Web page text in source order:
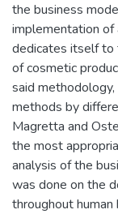
the business
implementation of
dedicates itself to
of cosmetic
said
methods by
Magretta and
the most
analysis of the
was done on the
throughout